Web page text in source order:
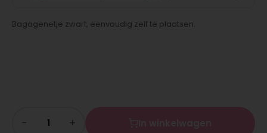
Bagagenetje zwart, eenvoudig zelf te plaatsen.
− +